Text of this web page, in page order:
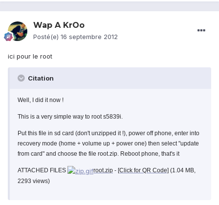
Wap A KrOo
Posté(e) 16 septembre 2012
ici pour le root
Citation
Well, I did it now !
This is a very simple way to root s5839i.
Put this file in sd card (don't unzipped it !), power off phone, enter into
recovery mode (home + volume up + power one) then select "update
from card" and choose the file root.zip. Reboot phone, that's it
ATTACHED FILES root.zip - [Click for QR Code] (1.04 MB,
2293 views)